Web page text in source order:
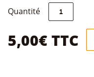
Quantité quantité
Bougie
forêt
et
5,00€ TTC